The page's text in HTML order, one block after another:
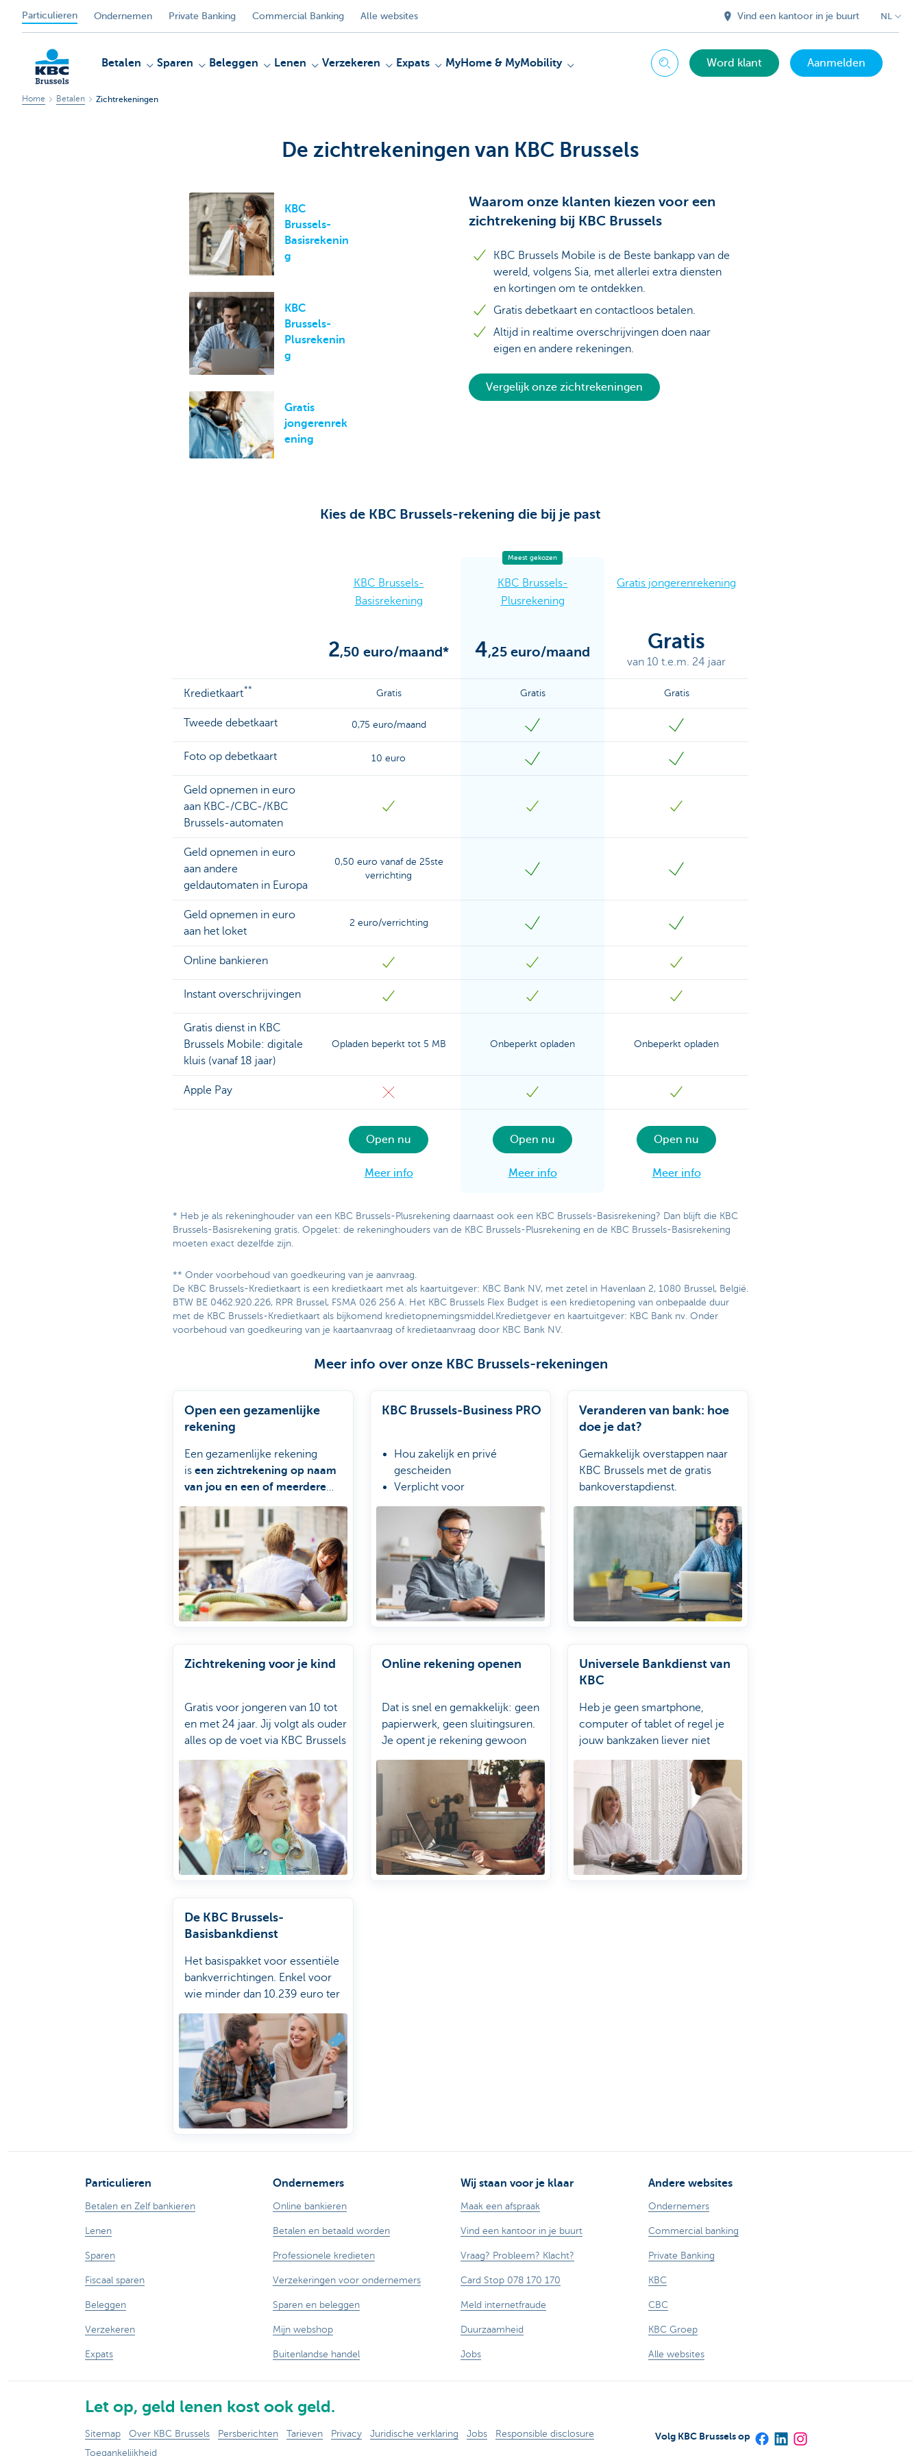
Particulieren Ondernemen Private Banking Commercial Banking Alle websites Vind een kantoor in je buurt NL
Betalen Sparen Beleggen Lenen Verzekeren Expats MyHome & MyMobility Zoeken Word klant Aanmelden
Home Betalen Zichtrekeningen
De zichtrekeningen van KBC Brussels
KBC
Brussels-
Basisrekenin
g
KBC
Brussels-
Plusrekenin
g
Gratis
jongerenrek
ening
Waarom onze klanten kiezen voor een
zichtrekening bij KBC Brussels
KBC Brussels Mobile is de Beste bankapp van de
wereld, volgens Sia, met allerlei extra diensten
en kortingen om te ontdekken.
Gratis debetkaart en contactloos betalen.
Altijd in realtime overschrijvingen doen naar
eigen en andere rekeningen.
Vergelijk onze zichtrekeningen
Kies de KBC Brussels-rekening die bij je past
KBC Brussels-
Basisrekening
Meest gekozen
KBC Brussels-
Plusrekening
Gratis jongerenrekening
2,50 euro/maand* 4,25 euro/maand Gratis
van 10 t.e.m. 24 jaar
Kredietkaart** Gratis Gratis Gratis
Tweede debetkaart 0,75 euro/maand
Foto op debetkaart 10 euro
Geld opnemen in euro
aan KBC-/CBC-/KBC
Brussels-automaten
Geld opnemen in euro
aan andere
geldautomaten in Europa
0,50 euro vanaf de 25ste
verrichting
Geld opnemen in euro
aan het loket
2 euro/verrichting
Online bankieren
Instant overschrijvingen
Gratis dienst in KBC
Brussels Mobile: digitale
kluis (vanaf 18 jaar)
Opladen beperkt tot 5 MB Onbeperkt opladen Onbeperkt opladen
Apple Pay
Open nu Open nu Open nu
Meer info Meer info Meer info
* Heb je als rekeninghouder van een KBC Brussels-Plusrekening daarnaast ook een KBC Brussels-Basisrekening? Dan blijft die KBC
Brussels-Basisrekening gratis. Opgelet: de rekeninghouders van de KBC Brussels-Plusrekening en de KBC Brussels-Basisrekening
moeten exact dezelfde zijn.
** Onder voorbehoud van goedkeuring van je aanvraag.
De KBC Brussels-Kredietkaart is een kredietkaart met als kaartuitgever: KBC Bank NV, met zetel in Havenlaan 2, 1080 Brussel, België.
BTW BE 0462.920.226, RPR Brussel, FSMA 026 256 A. Het KBC Brussels Flex Budget is een kredietopening van onbepaalde duur
met de KBC Brussels-Kredietkaart als bijkomend kredietopnemingsmiddel.Kredietgever en kaartuitgever: KBC Bank nv. Onder
voorbehoud van goedkeuring van je kaartaanvraag of kredietaanvraag door KBC Bank NV.
Meer info over onze KBC Brussels-rekeningen
Open een gezamenlijke
rekening
Een gezamenlijke rekening
is een zichtrekening op naam
van jou en een of meerdere
KBC Brussels-Business PRO
Hou zakelijk en privé
gescheiden
Verplicht voor
100% fiscaal aftrekbaar
Veranderen van bank: hoe
doe je dat?
Gemakkelijk overstappen naar
KBC Brussels met de gratis
bankoverstapdienst.
Zichtrekening voor je kind
Gratis voor jongeren van 10 tot
en met 24 jaar. Jij volgt als ouder
alles op de voet via KBC Brussels
Online rekening openen
Dat is snel en gemakkelijk: geen
papierwerk, geen sluitingsuren.
Je opent je rekening gewoon
jou het beste past.
Universele Bankdienst van
KBC
Heb je geen smartphone,
computer of tablet of regel je
jouw bankzaken liever niet
ideale oplossing.
De KBC Brussels-
Basisbankdienst
Het basispakket voor essentiële
bankverrichtingen. Enkel voor
wie minder dan 10.239 euro ter
Particulieren
Betalen en Zelf bankieren
Lenen
Sparen
Fiscaal sparen
Beleggen
Verzekeren
Expats
Ondernemers
Online bankieren
Betalen en betaald worden
Professionele kredieten
Verzekeringen voor ondernemers
Sparen en beleggen
Mijn webshop
Buitenlandse handel
Wij staan voor je klaar
Maak een afspraak
Vind een kantoor in je buurt
Vraag? Probleem? Klacht?
Card Stop 078 170 170
Meld internetfraude
Duurzaamheid
Jobs
Andere websites
Ondernemers
Commercial banking
Private Banking
KBC
CBC
KBC Groep
Alle websites
Let op, geld lenen kost ook geld.
Sitemap Over KBC Brussels Persberichten Tarieven Privacy Juridische verklaring Jobs
Responsible disclosure
Toegankelijkheid
Volg KBC Brussels op